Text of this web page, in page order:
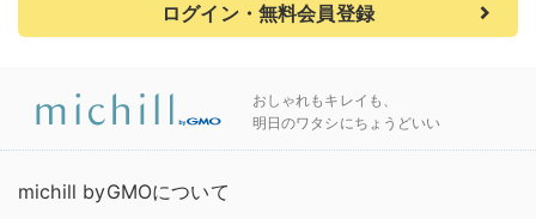
ログイン・無料会員登録
おしゃれもキレイも、
明日のワタシにちょうどいい
michill byGMOについて